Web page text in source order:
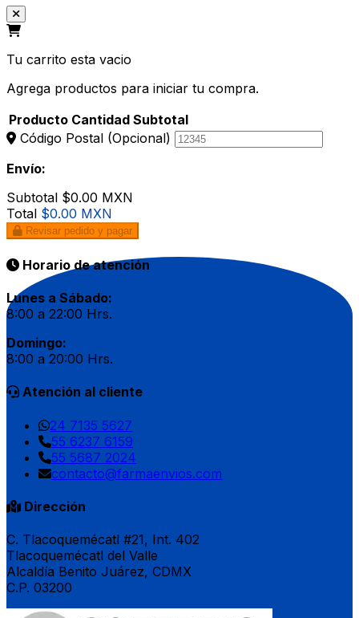
Tu carrito esta vacio
Agrega productos para iniciar tu compra.
Producto Cantidad Subtotal
Código Postal (Opcional)
Envío:
Subtotal $0.00 MXN
Total $0.00 MXN
Revisar pedido y pagar
Horario de atención
Lunes a Sábado:
8:00 a 22:00 Hrs.
Domingo:
8:00 a 20:00 Hrs.
Atención al cliente
24 7135 5627
55 6237 6159
55 5687 2024
contacto@farmaenvios.com
Dirección
C. Tlacoquemécatl #21, Int. 402
Tlacoquemécatl del Valle
Alcaldía Benito Juárez, CDMX
C.P. 03200